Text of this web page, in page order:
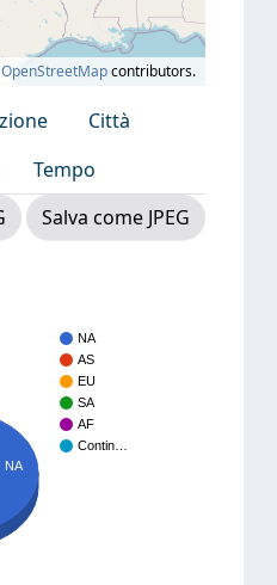
OpenStreetMapcontributors.
Città
Tempo
Salva come JPEG
NA
AS
EU
SA
AF
Contin…
NA